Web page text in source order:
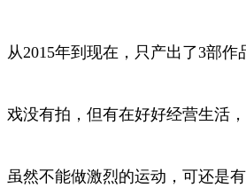
从2015年到现在，只产出了3部作
戏没有拍，但有在好好经营生活，
虽然不能做激烈的运动，可还是